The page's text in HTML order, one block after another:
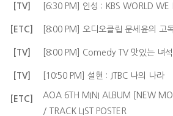
[TV] [6:30 PM] 인성 : KBS WORLD WE
[ETC] [8:00 PM] 오디오클립 문세윤의 고
[TV] [8:00 PM] Comedy TV 맛있는 녀
[TV] [10:50 PM] 설현 : JTBC 나의 나라
[ETC]
AOA 6TH MINI ALBUM [NEW
/ TRACK LIST POSTER